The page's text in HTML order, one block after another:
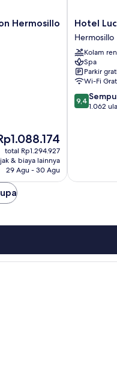
Hermosillo
sekarang
total Rp1.294.927
& biaya lainnya
29 Agu - 30 Agu
Hotel
Lucerna
Hermosillo
Hermosillo
Hotel
Hermosillo
Kolam
Spa
Parkir
Wi-Fi
9.4
dari
9,4
1.062